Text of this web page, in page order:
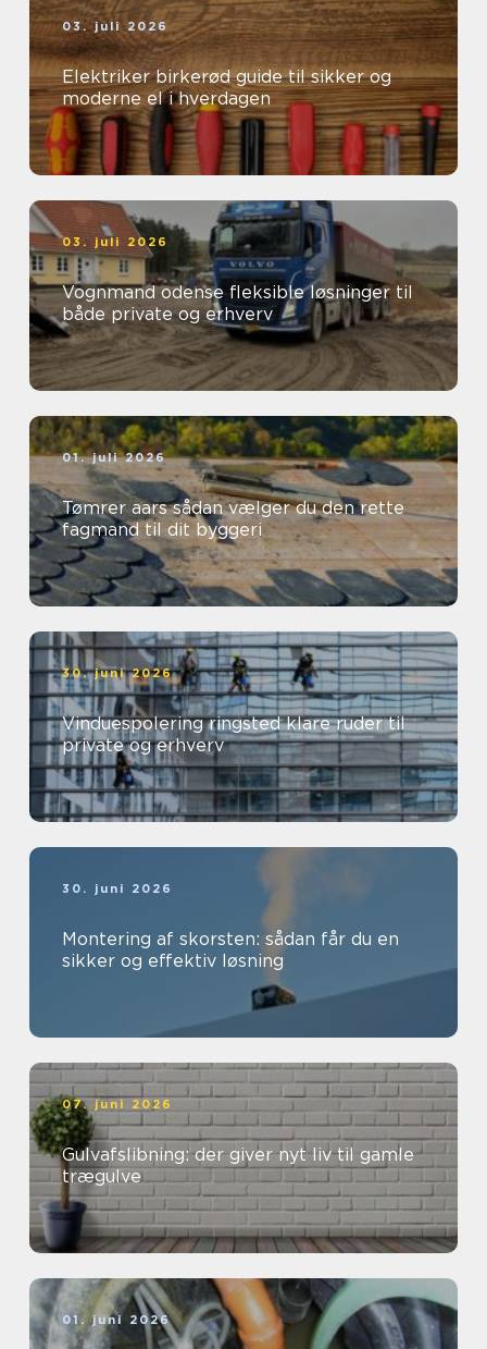
03. juli 2026
Elektriker birkerød guide til sikker og
moderne el i hverdagen
03. juli 2026
Vognmand odense fleksible løsninger til
både private og erhverv
01. juli 2026
Tømrer aars sådan vælger du den rette
fagmand til dit byggeri
30. juni 2026
Vinduespolering ringsted klare ruder til
private og erhverv
30. juni 2026
Montering af skorsten: sådan får du en
sikker og effektiv løsning
07. juni 2026
Gulvafslibning: der giver nyt liv til gamle
trægulve
01. juni 2026